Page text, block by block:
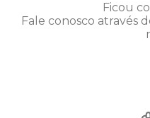
Ficou
Fale conosco através